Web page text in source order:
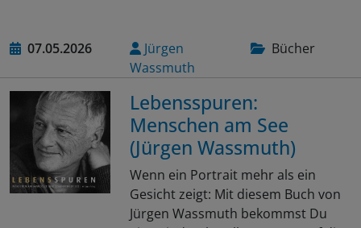
07.05.2026
Jürgen
Wassmuth
Bücher
Lebensspuren:
Menschen am See
(Jürgen Wassmuth)
Wenn ein Portrait mehr als ein
Gesicht zeigt: Mit diesem Buch von
Jürgen Wassmuth bekommst Du